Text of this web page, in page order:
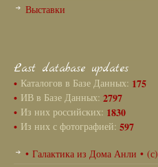
Выставки
Last database updates
• Каталогов в Базе Данных: 175
• ИВ в Базе Данных: 2797
• Из них российских: 1830
• Из них с фотографией: 597
• Галактика из Дома Анли • (с)